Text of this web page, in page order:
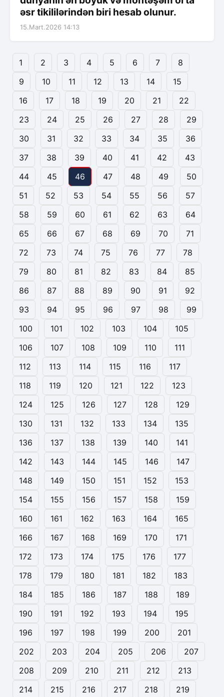
əsr tikililərindən biri hesab olunur.
15.Mart.2026 14:13
1 2 3 4 5 6 7
8
9
10 11 12 13 14
15
16
17 18 19 20 21
22
23
24 25 26 27 28
29
30
31 32 33 34 35
36
37
38 39 40 41 42
43
44
45 46 47 48 49
50
51
52 53 54 55 56
57
58
59 60 61 62 63
64
65
66 67 68 69 70
71
72
73 74 75 76 77
78
79
80 81 82 83 84
85
86
87 88 89 90 91
92
93
94 95 96 97 98
99
100
101 102 103 104
105
106
107 108 109 110
111
112
113 114 115 116
117
118
119 120 121 122
123
124
125 126 127 128
129
130
131 132 133 134
135
136
137 138 139 140
141
142
143 144 145 146
147
148
149 150 151 152
153
154
155 156 157 158
159
160
161 162 163 164
165
166
167 168 169 170
171
172
173 174 175 176
177
178
179 180 181 182
183
184
185 186 187 188
189
190
191 192 193 194
195
196
197 198 199 200
201
202
203 204 205 206
207
208
209 210 211 212
213
214
215 216 217 218
219